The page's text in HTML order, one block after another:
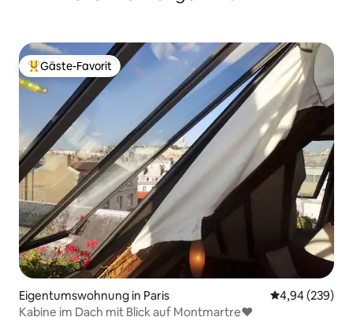
Beliebter Gäste-Favorit.
Gäste-Favorit
Eigentumswohnung in Paris
4,94 (239)
Kabine im Dach mit Blick auf Montmartre♥